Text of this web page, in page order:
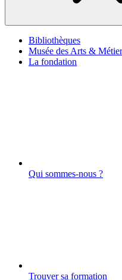
Bibliothèques
Musée des Arts &
La fondation
Qui sommes-nous ?
Trouver sa formation